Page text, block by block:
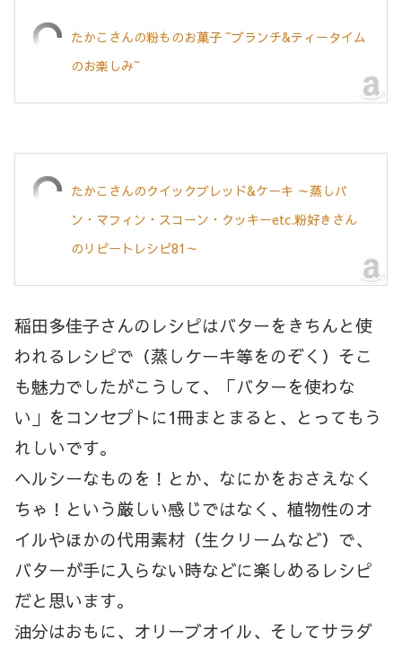
たかこさんの粉ものお菓子 ~ブランチ&ティータイム
のお楽しみ~
たかこさんのクイックブレッド&ケーキ ～蒸しパ
ン・マフィン・スコーン・クッキーetc.粉好きさん
のリピートレシピ81～
稲田多佳子さんのレシピはバターをきちんと使
われるレシピで（蒸しケーキ等をのぞく）そこ
も魅力でしたがこうして、「バターを使わな
い」をコンセプトに1冊まとまると、とってもう
れしいです。
ヘルシーなものを！とか、なにかをおさえなく
ちゃ！という厳しい感じではなく、植物性のオ
イルやほかの代用素材（生クリームなど）で、
バターが手に入らない時などに楽しめるレシピ
だと思います。
油分はおもに、オリーブオイル、そしてサラダ